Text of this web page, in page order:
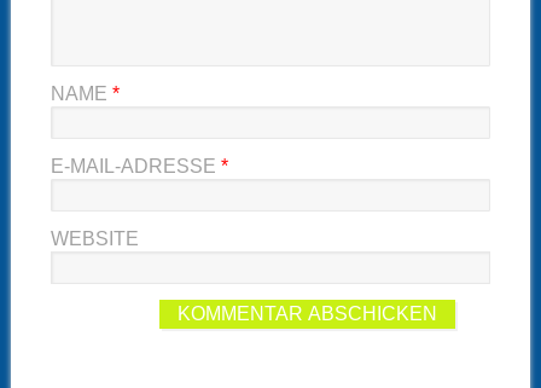
NAME *
E-MAIL-ADRESSE *
WEBSITE